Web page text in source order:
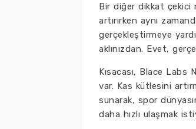
Bir diğer dikkat çekici
artırırken aynı
gerçekleştirmeye
aklınızdan. Evet,
Kısacası, Blace
var. Kas kütlesini
sunarak, spor
daha hızlı ulaşmak